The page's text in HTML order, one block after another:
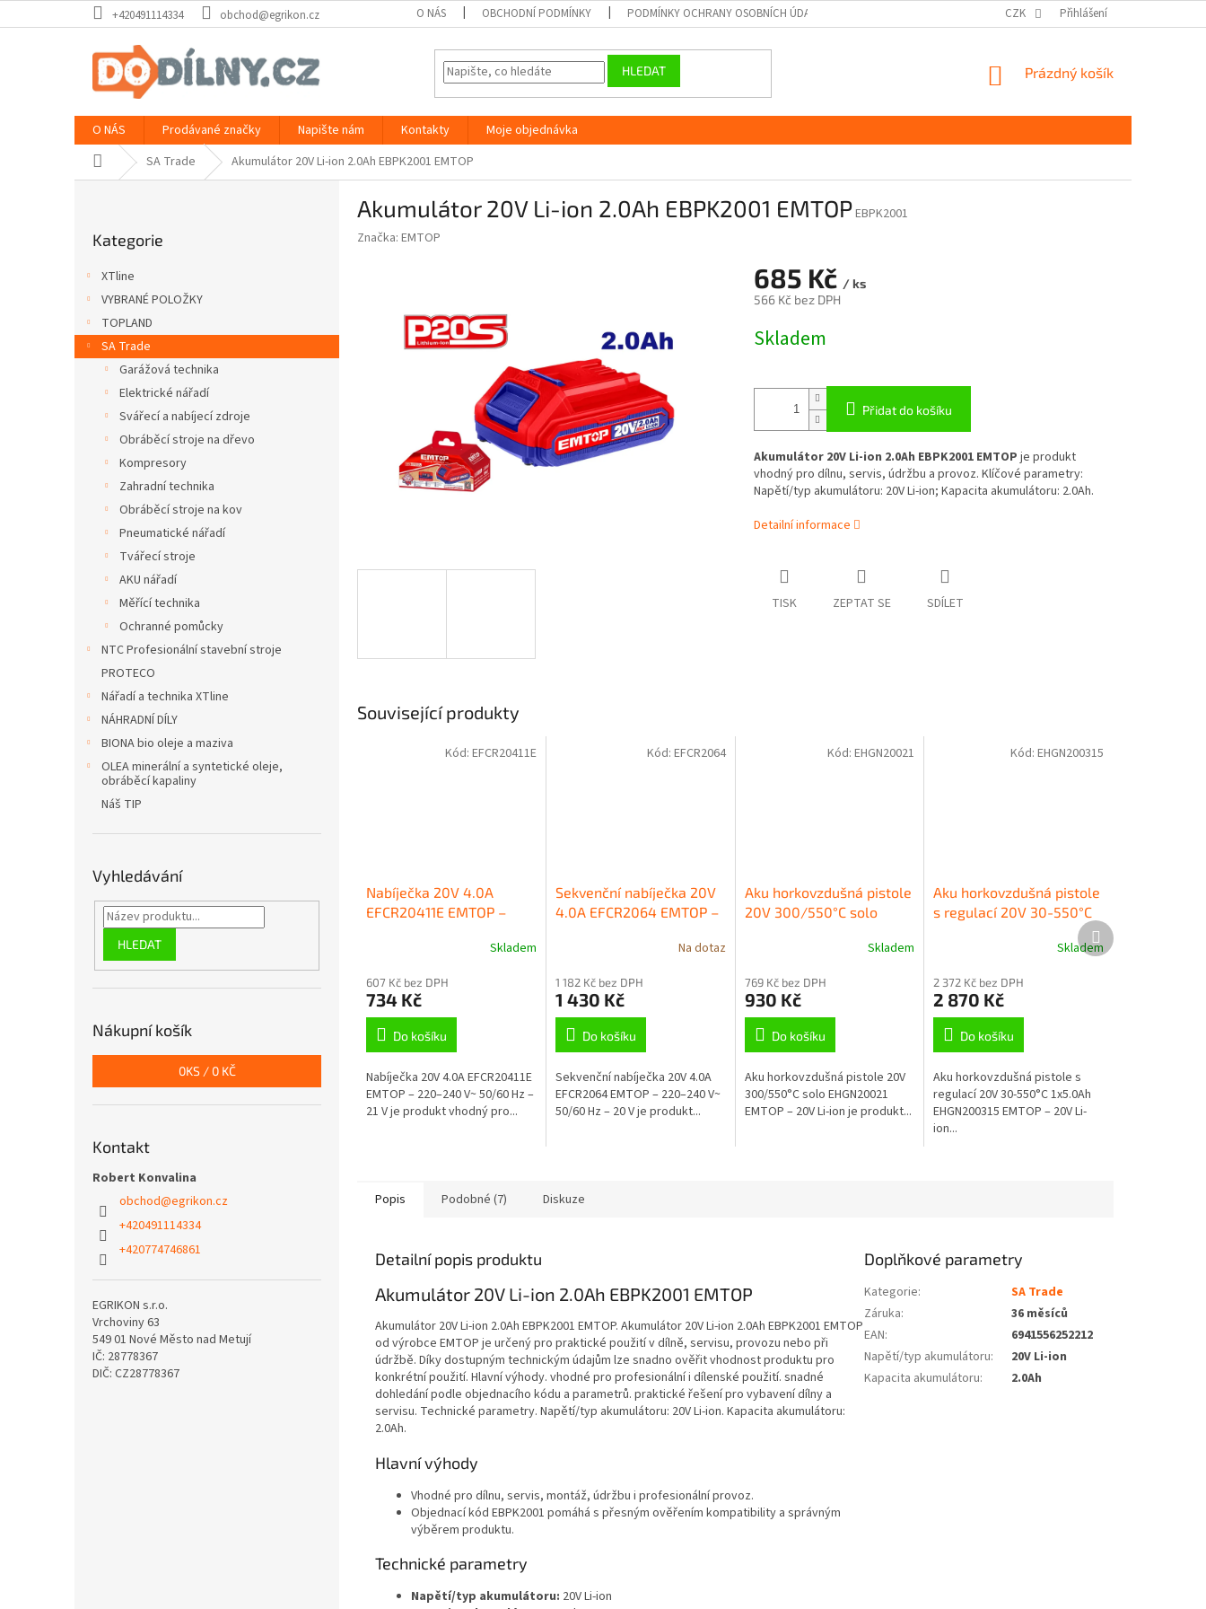
na
+420491114334 obchod@egrikon.cz O NÁS OBCHODNÍ PODMÍNKY PODMÍNKY OCHRANY OSOBNÍCH ÚDAJŮ GDPR CZK Přihlášení
HLEDAT
NÁKUPNÍ
Prázdný košík
O NÁS Prodávané značky Napište nám Kontakty
Moje objednávka
Domů SA Trade Akumulátor 20V Li-ion 2.0Ah EBPK2001 EMTOP
kategorie
Kategorie
XTline
VYBRANÉ POLOŽKY
TOPLAND
SA Trade
Garážová technika
Elektrické nářadí
Svářecí a nabíjecí zdroje
Obráběcí stroje na dřevo
Kompresory
Zahradní technika
Obráběcí stroje na kov
Pneumatické nářadí
Tvářecí stroje
AKU nářadí
Měřící technika
Ochranné pomůcky
NTC Profesionální stavební stroje
PROTECO
Nářadí a technika XTline
NÁHRADNÍ DÍLY
BIONA bio oleje a maziva
OLEA minerální a syntetické oleje,
obráběcí kapaliny
Náš TIP
Vyhledávání
HLEDAT
Nákupní košík
0KS / 0 KČ
Kontakt
Robert Konvalina
obchod@egrikon.cz
+420491114334
+420774746861
EGRIKON s.r.o.
Vrchoviny 63
549 01 Nové Město nad Metují
IČ: 28778367
DIČ: CZ28778367
Akumulátor 20V Li-ion 2.0Ah EBPK2001 EMTOPEBPK2001
Značka: EMTOP
685 Kč / ks
566 Kč bez DPH
cena:
Skladem
Přidat do košíku
Akumulátor 20V Li-ion 2.0Ah EBPK2001 EMTOP je produkt
vhodný pro dílnu, servis, údržbu a provoz. Klíčové parametry:
Napětí/typ akumulátoru: 20V Li-ion; Kapacita akumulátoru: 2.0Ah.
Detailní informace
TISK ZEPTAT SE SDÍLET
Související produkty
Nabíječka 20V 4.0A
EFCR20411E EMTOP –
Skladem
607 Kč bez DPH
734 Kč
Do košíku
Nabíječka 20V 4.0A EFCR20411E
EMTOP – 220–240 V~ 50/60 Hz –
21 V je produkt vhodný pro...
Kód: EFCR20411E
Sekvenční nabíječka 20V
4.0A EFCR2064 EMTOP –
Na dotaz
1 182 Kč bez DPH
1 430 Kč
Do košíku
Sekvenční nabíječka 20V 4.0A
EFCR2064 EMTOP – 220–240 V~
50/60 Hz – 20 V je produkt...
Kód: EFCR2064
Aku horkovzdušná pistole
20V 300/550°C solo
Skladem
769 Kč bez DPH
930 Kč
Do košíku
Aku horkovzdušná pistole 20V
300/550°C solo EHGN20021
EMTOP – 20V Li-ion je produkt...
Kód:EHGN20021
Aku horkovzdušná pistole
s regulací 20V 30-550°C
EMTOP – 20V Li-ionSkladem
2 372 Kč bez DPH
2 870 Kč
Do košíku
Aku horkovzdušná pistole s
regulací 20V 30-550°C 1x5.0Ah
EHGN200315 EMTOP – 20V Li-
ion...
Kód: EHGN200315
Další
produkt
Popis Podobné (7) Diskuze
Detailní popis produktu
Akumulátor 20V Li-ion 2.0Ah EBPK2001 EMTOP
Akumulátor 20V Li-ion 2.0Ah EBPK2001 EMTOP. Akumulátor 20V Li-ion 2.0Ah EBPK2001 EMTOP
od výrobce EMTOP je určený pro praktické použití v dílně, servisu, provozu nebo při
údržbě. Díky dostupným technickým údajům lze snadno ověřit vhodnost produktu pro
konkrétní použití. Hlavní výhody. vhodné pro profesionální i dílenské použití. snadné
dohledání podle objednacího kódu a parametrů. praktické řešení pro vybavení dílny a
servisu. Technické parametry. Napětí/typ akumulátoru: 20V Li-ion. Kapacita akumulátoru:
2.0Ah.
Hlavní výhody
Vhodné pro dílnu, servis, montáž, údržbu i profesionální provoz.
Objednací kód EBPK2001 pomáhá s přesným ověřením kompatibility a správným
výběrem produktu.
Technické parametry
Napětí/typ akumulátoru: 20V Li-ion
Doplňkové parametry
Kategorie:
SA Trade
Záruka:
36 měsíců
EAN:
6941556252212
Napětí/typ akumulátoru:
20V Li-ion
Kapacita akumulátoru: 2.0Ah